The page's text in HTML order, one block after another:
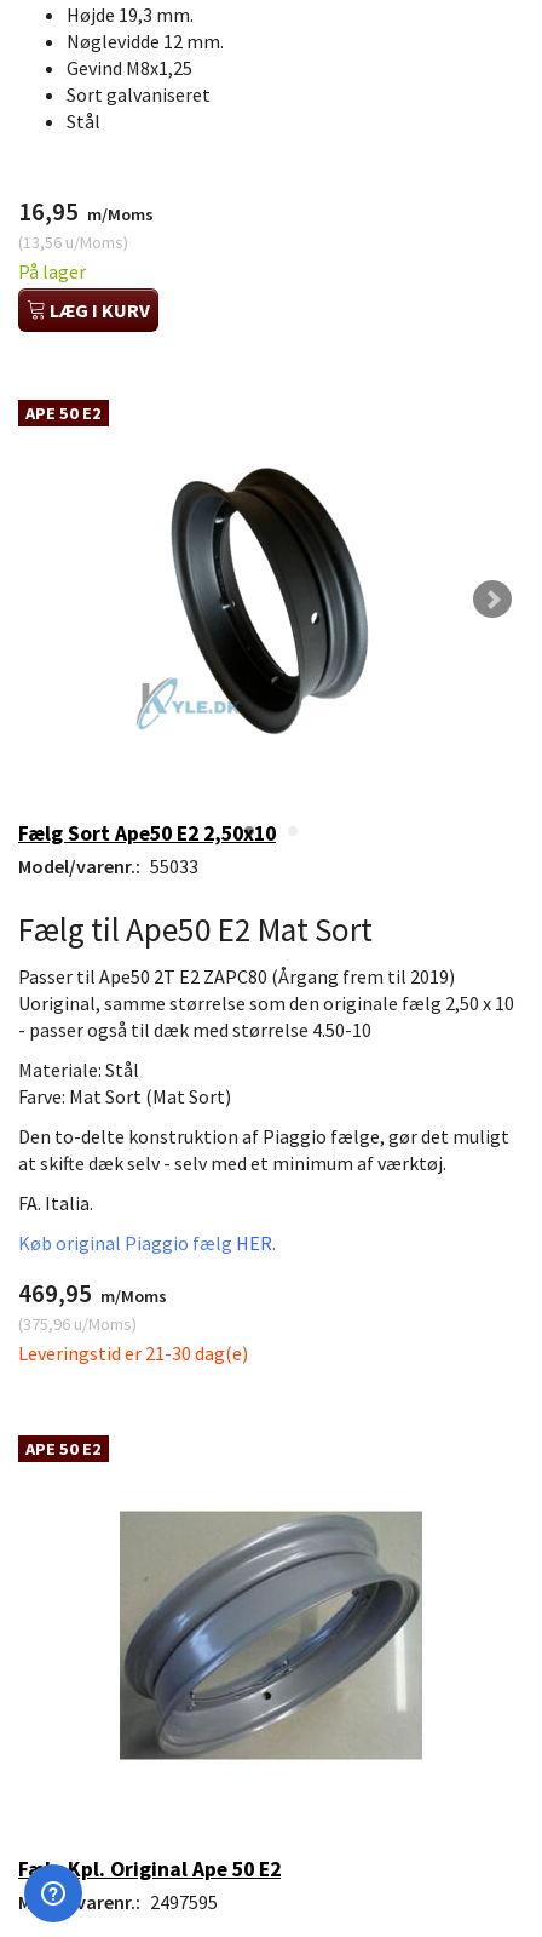
Højde 19,3 mm.
Nøglevidde 12 mm.
Gevind M8x1,25
Sort galvaniseret
Stål
16,95 m/Moms
(13,56 u/Moms)
På lager
LÆG I KURV
APE 50 E2
Fælg Sort Ape50 E2 2,50x10
Model/varenr.: 55033
Fælg til Ape50 E2 Mat Sort
Passer til Ape50 2T E2 ZAPC80 (Årgang frem til 2019)
Uoriginal, samme størrelse som den originale fælg 2,50 x 10
- passer også til dæk med størrelse 4.50-10
Materiale: Stål
Farve: Mat Sort (Mat Sort)
Den to-delte konstruktion af Piaggio fælge, gør det muligt
at skifte dæk selv - selv med et minimum af værktøj.
FA. Italia.
Køb original Piaggio fælg HER.
469,95 m/Moms
(375,96 u/Moms)
Leveringstid er 21-30 dag(e)
APE 50 E2
Fælg Kpl. Original Ape 50 E2
Model/varenr.: 2497595